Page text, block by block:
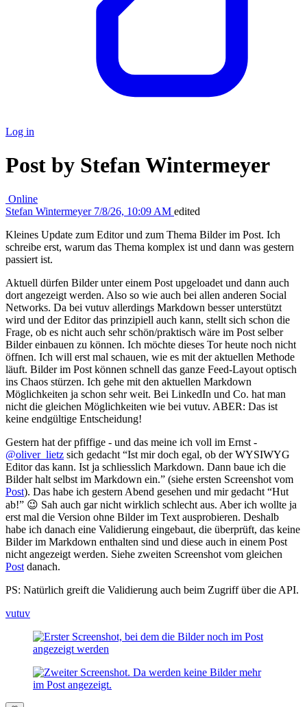
Log in
Post by Stefan Wintermeyer
Online
Stefan Wintermeyer 7/8/26, 10:09 AM edited
Kleines Update zum Editor und zum Thema Bilder im Post. Ich
schreibe erst, warum das Thema komplex ist und dann was gestern
passiert ist.
Aktuell dürfen Bilder unter einem Post upgeloadet und dann auch
dort angezeigt werden. Also so wie auch bei allen anderen Social
Networks. Da bei vutuv allerdings Markdown besser unterstützt
wird und der Editor das prinzipiell auch kann, stellt sich schon die
Frage, ob es nicht auch sehr schön/praktisch wäre im Post selber
Bilder einbauen zu können. Ich möchte dieses Tor heute noch nicht
öffnen. Ich will erst mal schauen, wie es mit der aktuellen Methode
läuft. Bilder im Post können schnell das ganze Feed-Layout optisch
ins Chaos stürzen. Ich gehe mit den aktuellen Markdown
Möglichkeiten ja schon sehr weit. Bei LinkedIn und Co. hat man
nicht die gleichen Möglichkeiten wie bei vutuv. ABER: Das ist
keine endgültige Entscheidung!
Gestern hat der pfiffige - und das meine ich voll im Ernst -
@oliver_lietz sich gedacht “Ist mir doch egal, ob der WYSIWYG
Editor das kann. Ist ja schliesslich Markdown. Dann baue ich die
Bilder halt selbst im Markdown ein.” (siehe ersten Screenshot vom
Post). Das habe ich gestern Abend gesehen und mir gedacht “Hut
ab!” 😉 Sah auch gar nicht wirklich schlecht aus. Aber ich wollte ja
erst mal die Version ohne Bilder im Text ausprobieren. Deshalb
habe ich danach eine Validierung eingebaut, die überprüft, das keine
Bilder im Markdown enthalten sind und diese auch in einem Post
nicht angezeigt werden. Siehe zweiten Screenshot vom gleichen
Post danach.
PS: Natürlich greift die Validierung auch beim Zugriff über die API.
vutuv